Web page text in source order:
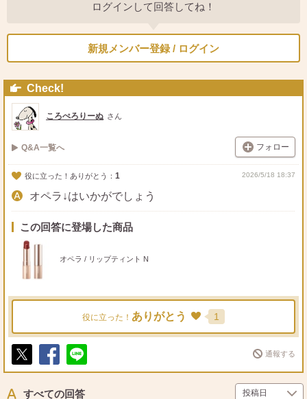
ログインして回答してね！
新規メンバー登録 / ログイン
Check!
ころぺろりーぬ さん
Q&A一覧へ フォロー
役に立った！ありがとう： 1 2026/5/18 18:37
オペラ↓はいかがでしょう
この回答に登場した商品
オペラ / リップティント N
役に立った！ ありがとう 1
ポ
ト
シ
ア
送
通報する
すべての回答